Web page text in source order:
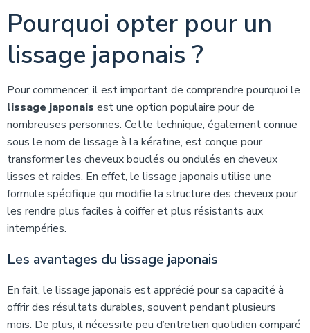
Pourquoi opter pour un
lissage japonais ?
Pour commencer, il est important de comprendre pourquoi le
lissage japonais est une option populaire pour de
nombreuses personnes. Cette technique, également connue
sous le nom de lissage à la kératine, est conçue pour
transformer les cheveux bouclés ou ondulés en cheveux
lisses et raides. En effet, le lissage japonais utilise une
formule spécifique qui modifie la structure des cheveux pour
les rendre plus faciles à coiffer et plus résistants aux
intempéries.
Les avantages du lissage japonais
En fait, le lissage japonais est apprécié pour sa capacité à
offrir des résultats durables, souvent pendant plusieurs
mois. De plus, il nécessite peu d’entretien quotidien comparé